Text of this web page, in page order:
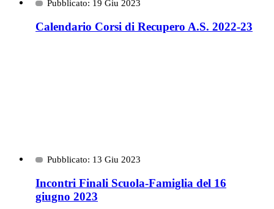
Pubblicato: 19 Giu 2023
Calendario Corsi di Recupero A.S. 2022-23
Pubblicato: 13 Giu 2023
Incontri Finali Scuola-Famiglia del 16
giugno 2023